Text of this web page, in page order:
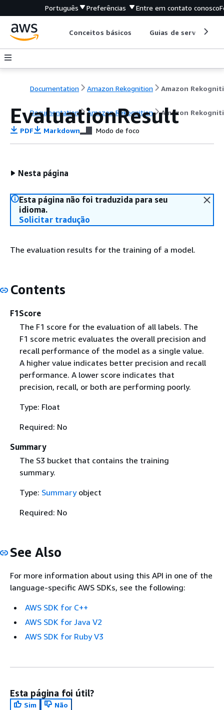
Português Preferências Entre em contato conosco
Conceitos básicos Guias de serviço
Documentation Amazon Rekognition Amazon
Documentation Amazon Rekognition Amazon
EvaluationResult
PDF Markdown Modo de foco
Nesta página
Esta página não foi traduzida para seu
idioma.
Solicitar tradução
The evaluation results for the training of a model.
Contents
F1Score
The F1 score for the evaluation of all labels. The
F1 score metric evaluates the overall precision and
recall performance of the model as a single value.
A higher value indicates better precision and recall
performance. A lower score indicates that
precision, recall, or both are performing poorly.
Type: Float
Required: No
Summary
The S3 bucket that contains the training
summary.
Type: Summaryobject
Required: No
See Also
For more information about using this API in one of the
language-specific AWS SDKs, see the following:
AWS SDK for C++
AWS SDK for Java V2
AWS SDK for Ruby V3
Esta página foi útil?
Sim
Não